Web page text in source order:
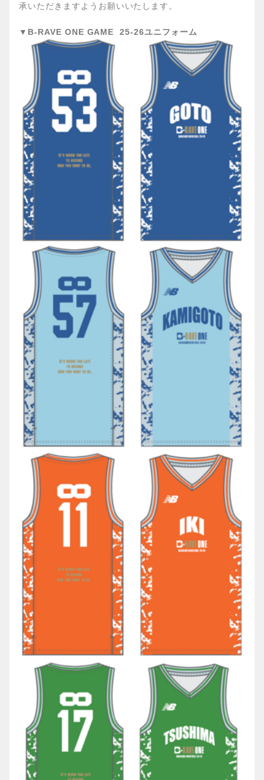
承いただきますようお願いいたします。
▼B-RAVE ONE GAME 25-26ユニフォーム